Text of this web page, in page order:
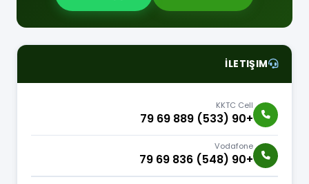
İLETIŞIM
KKTC Cell
+90 (533) 889 69 79
Vodafone
+90 (548) 836 69 79